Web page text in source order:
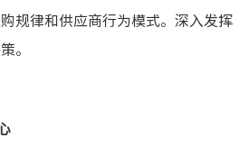
规律和供应商行为模式。深入发挥
。